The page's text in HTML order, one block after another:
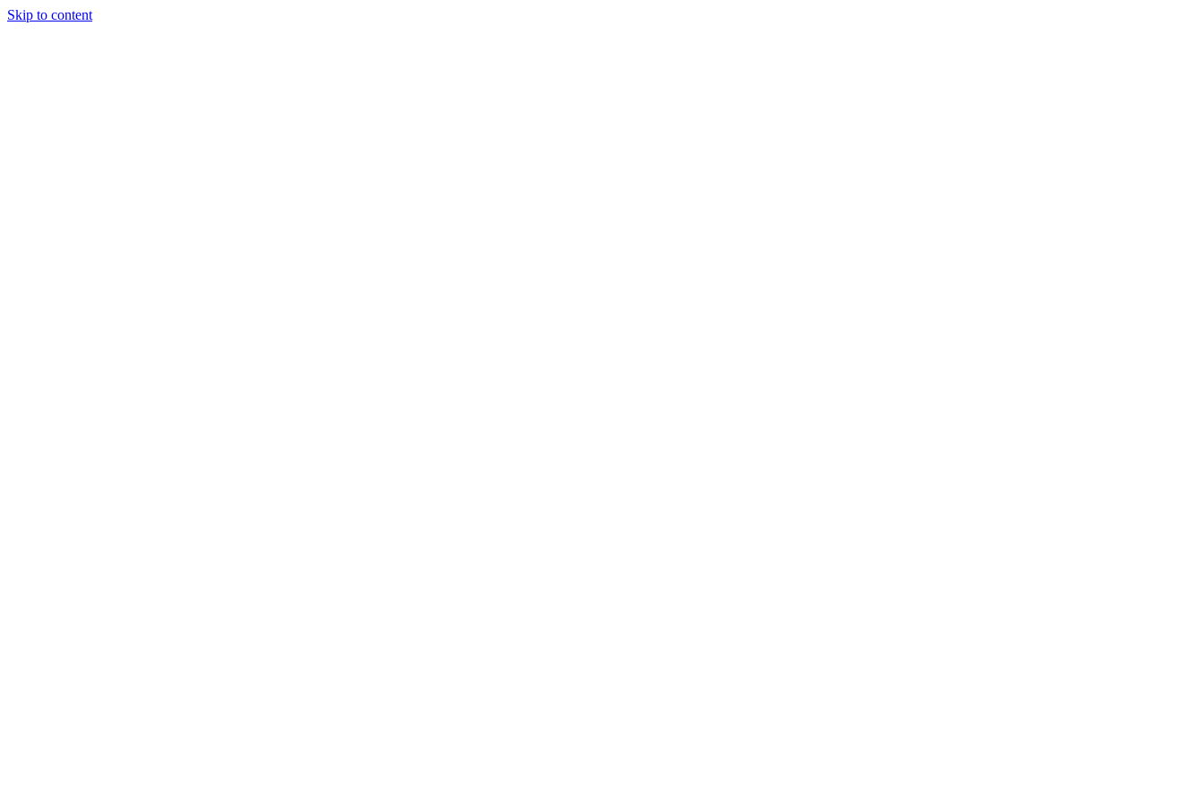
Skip to content